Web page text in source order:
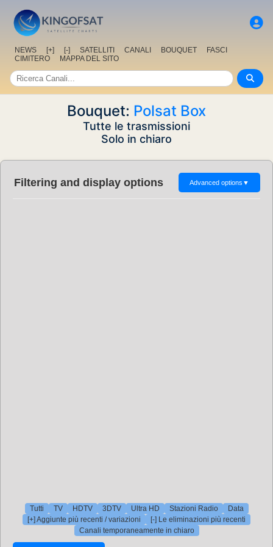
NEWS [+] [-] SATELLITI CANALI BOUQUET
FASCI
CIMITERO
MAPPA DEL SITO
Bouquet: Polsat Box
Tutte le trasmissioni
Solo in chiaro
Filtering and display options Advanced options ▼
Tutti TV HDTV 3DTV Ultra HD Stazioni Radio
Data
[+] Aggiunte più recenti / variazioni
[-] Le eliminazioni più recenti
Canali temporaneamente in chiaro